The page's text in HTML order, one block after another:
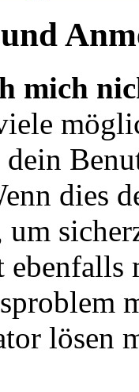
mich
dein
dies
ebenfalls
lösen